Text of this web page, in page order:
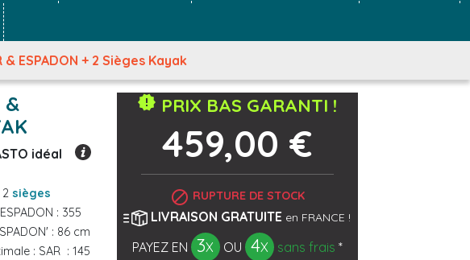
& ESPADON + 2 Sièges Kayak
&
idéal
sièges
: 355
: 86 cm
: SAR : 145
new_releases PRIX BAS GARANTI !
459,00 €
 RUPTURE DE STOCK
LIVRAISON GRATUITE en FRANCE !
PAYEZ EN 3X OU 4X sans frais *